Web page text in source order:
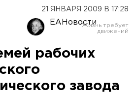
21 ЯНВАРЯ 2009 В 17:28
ЕАНовости
рабочих
завода